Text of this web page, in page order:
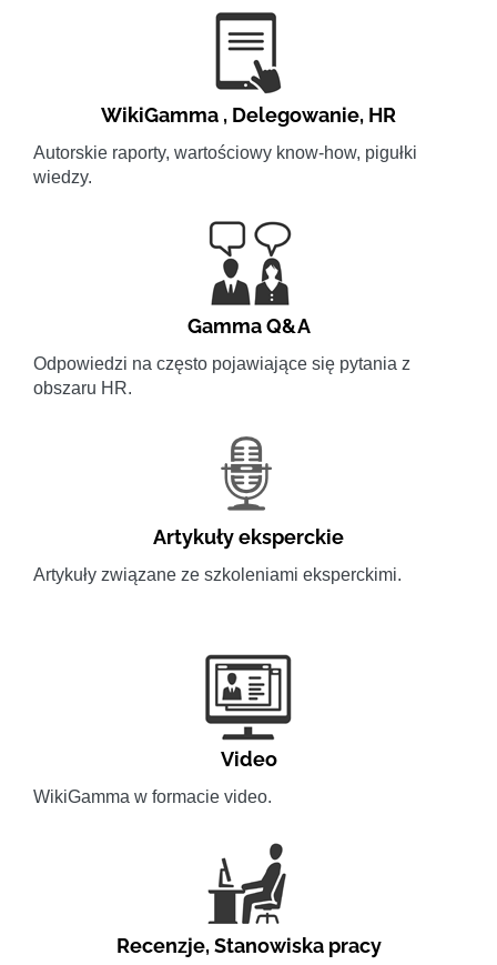
WikiGamma , Delegowanie, HR
Autorskie raporty, wartościowy know-how, pigułki
wiedzy.
Gamma Q&A
Odpowiedzi na często pojawiające się pytania z
obszaru HR.
Artykuły eksperckie
Artykuły związane ze szkoleniami eksperckimi.
Video
WikiGamma w formacie video.
Recenzje,Stanowiska pracy